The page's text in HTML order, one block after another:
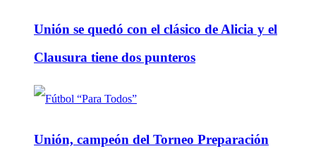
Unión se quedó con el clásico de Alicia y el
Clausura tiene dos punteros
Unión, campeón del Torneo Preparación